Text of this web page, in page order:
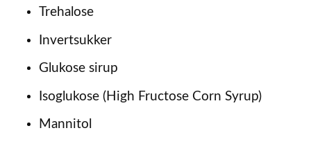
Trehalose
Invertsukker
Glukose sirup
Isoglukose (High Fructose Corn Syrup)
Mannitol